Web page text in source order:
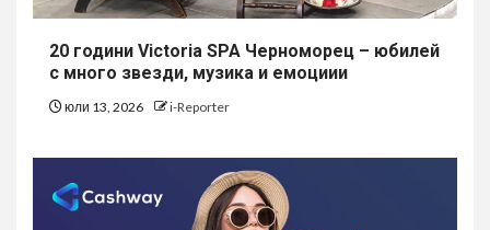
20 години Victoria SPA Черноморец – юбилей
с много звезди, музика и емоциии
юли 13, 2026 i-Reporter